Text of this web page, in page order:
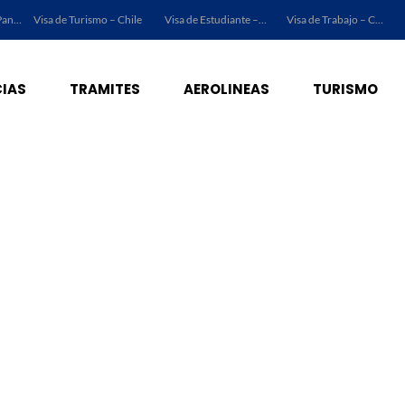
Visa de Turismo – Panamá Visa de Turismo – Chile Visa de Estudiante – Chile Visa de Trabajo – Chile
TRAMITES AEROLINEAS TURISMO